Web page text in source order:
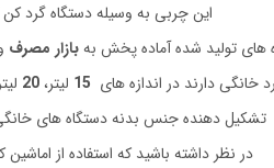
این چربی به وسیله دستگاه گرد
های تولید شده آماده پخش بهبازار مصرف
خانگی دارند در اندازه های 15 لیتر،20
دهنده جنس بدنه دستگاه های خانگی است و با برق
در نظر داشته باشید که استفاده از اماشین